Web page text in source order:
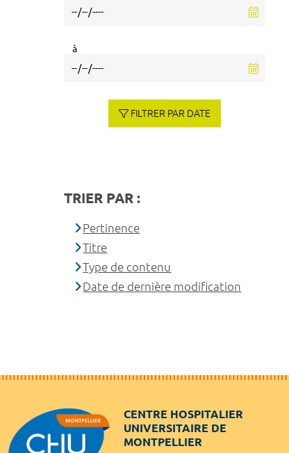
à
FILTRER PAR DATE
TRIER PAR :
Pertinence
Titre
Type de contenu
Date de dernière modification
CENTRE HOSPITALIER
UNIVERSITAIRE DE
MONTPELLIER